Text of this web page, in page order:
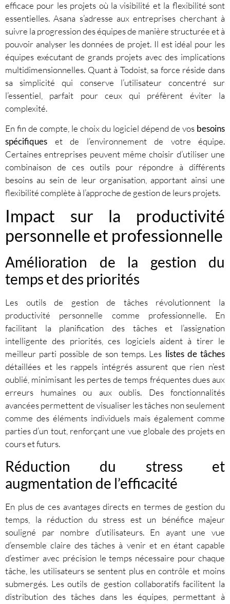
efficace pour les projets où la visibilité et la flexibilité sont
essentielles. Asana s’adresse aux entreprises cherchant à
suivre la progression des équipes de manière structurée et à
pouvoir analyser les données de projet. Il est idéal pour les
équipes exécutant de grands projets avec des implications
multidimensionnelles. Quant à Todoist, sa force réside dans
sa simplicité qui conserve l’utilisateur concentré sur
l’essentiel, parfait pour ceux qui préfèrent éviter la
complexité.
En fin de compte, le choix du logiciel dépend de vos besoins
spécifiques et de l’environnement de votre équipe.
Certaines entreprises peuvent même choisir d’utiliser une
combinaison de ces outils pour répondre à différents
besoins au sein de leur organisation, apportant ainsi une
flexibilité complète à l’approche de gestion de leurs projets.
Impact sur la productivité
personnelle et professionnelle
Amélioration de la gestion du
temps et des priorités
Les outils de gestion de tâches révolutionnent la
productivité personnelle comme professionnelle. En
facilitant la planification des tâches et l’assignation
intelligente des priorités, ces logiciels aident à tirer le
meilleur parti possible de son temps. Les listes de tâches
détaillées et les rappels intégrés assurent que rien n’est
oublié, minimisant les pertes de temps fréquentes dues aux
erreurs humaines ou aux oublis. Des fonctionnalités
avancées permettent de visualiser les tâches non seulement
comme des éléments individuels mais également comme
parties d’un tout, renforçant une vue globale des projets en
cours et futurs.
Réduction du stress et
augmentation de l’efficacité
En plus de ces avantages directs en termes de gestion du
temps, la réduction du stress est un bénéfice majeur
souligné par nombre d’utilisateurs. En ayant une vue
d’ensemble claire des tâches à venir et en étant capable
d’estimer avec précision le temps nécessaire pour chaque
tâche, les utilisateurs se sentent plus en contrôle et moins
submergés. Les outils de gestion collaboratifs facilitent la
distribution des tâches dans les équipes, permettant à